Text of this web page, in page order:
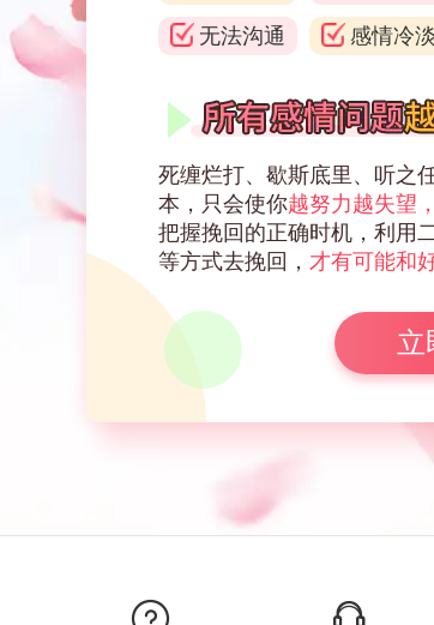
无法沟通
感情冷淡
死缠烂打、歇斯底里、听之
本，只会使你越努力越失望
把握挽回的正确时机，利用
等方式去挽回， 才有可能和
立